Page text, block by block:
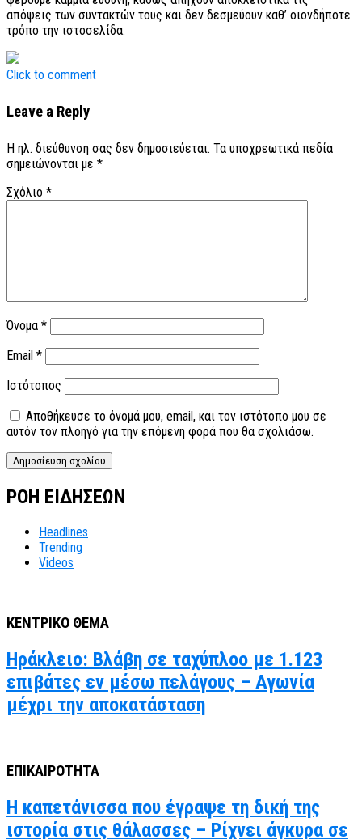
απόψεις των συντακτών τους και δεν δεσμεύουν καθ’ οιονδήποτε
τρόπο την ιστοσελίδα.
Click to comment
Leave a Reply
Η ηλ. διεύθυνση σας δεν δημοσιεύεται. Τα υποχρεωτικά πεδία
σημειώνονται με *
Σχόλιο *
Όνομα *
Email *
Ιστότοπος
Αποθήκευσε το όνομά μου, email, και τον ιστότοπο μου σε
αυτόν τον πλοηγό για την επόμενη φορά που θα σχολιάσω.
ΡΟΗ ΕΙΔΗΣΕΩΝ
Headlines
Trending
Videos
ΚΕΝΤΡΙΚΟ ΘΕΜΑ
Ηράκλειο: Βλάβη σε ταχύπλοο με 1.123
επιβάτες εν μέσω πελάγους – Αγωνία
μέχρι την αποκατάσταση
ΕΠΙΚΑΙΡΟΤΗΤΑ
Η καπετάνισσα που έγραψε τη δική της
ιστορία στις θάλασσες – Ρίχνει άγκυρα σε